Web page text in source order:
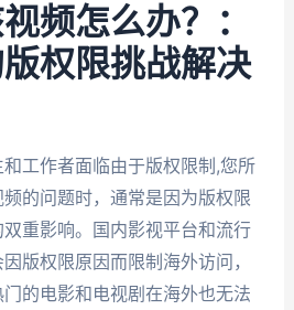
频怎么办？：
权限挑战解决
工作者面临由于版权限制,您所
的问题时，通常是因为版权限
重影响。国内影视平台和流行
版权限原因而限制海外访问，
的电影和电视剧在海外也无法